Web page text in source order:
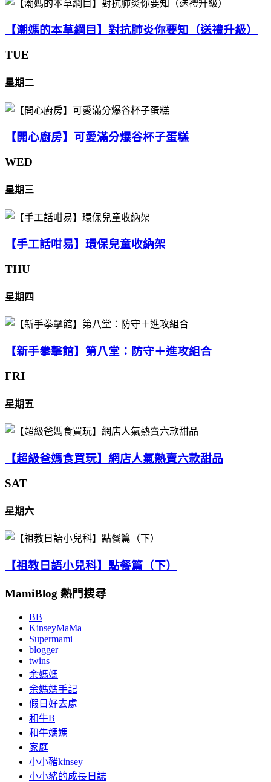
【潮媽的本草綱目】對抗肺炎你要知（送禮升級）
TUE
星期二
【開心廚房】可愛滿分爆谷杯子蛋糕
WED
星期三
【手工話咁易】環保兒童收納架
THU
星期四
【新手拳擊館】第八堂：防守＋進攻組合
FRI
星期五
【超級爸媽食買玩】網店人氣熱賣六款甜品
SAT
星期六
【祖教日語小兒科】點餐篇（下）
MamiBlog 熱門搜尋
BB
KinseyMaMa
Supermami
blogger
twins
余媽媽
余媽媽手記
假日好去處
和牛B
和牛媽媽
家庭
小小豬kinsey
小小豬的成長日誌